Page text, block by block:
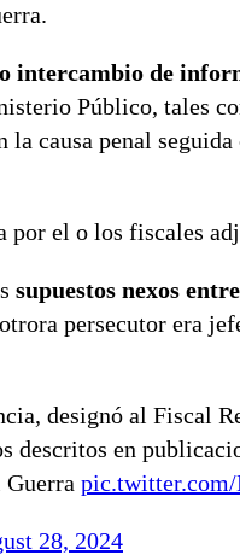
intercambio de
Público, tales
la causa penal
el o los fiscales
supuestos nexos
persecutor era
designó al Fiscal
descritos en
28, 2024